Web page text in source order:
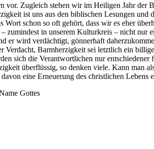
vor. Zugleich stehen wir im Heiligen Jahr der
ist uns aus den biblischen Lesungen und
schon so oft gehört, dass wir es eher
zumindest in unserem Kulturkreis – nicht nur
er wird verdächtigt, gönnerhaft
Verdacht, Barmherzigkeit sei letztlich ein
sich die Verantwortlichen nur entschiedener
überflüssig, so denken viele. Kann man
eine Erneuerung des christlichen Lebens
Gottes